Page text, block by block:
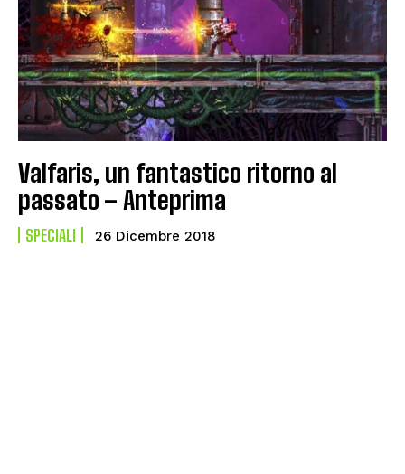
Valfaris, un fantastico ritorno al
passato – Anteprima
SPECIALI 26 Dicembre 2018